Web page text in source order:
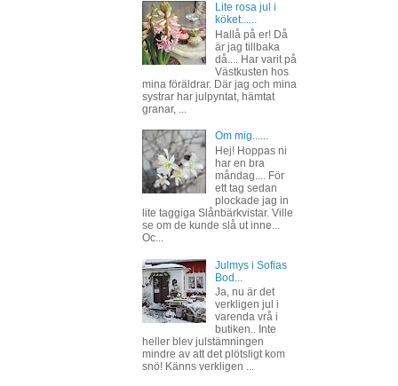
Lite rosa jul i
köket......
Hallå på er! Då
är jag tillbaka
då.... Har varit på
Västkusten hos
mina föräldrar. Där jag och mina
systrar har julpyntat, hämtat
granar, ...
Om mig......
Hej! Hoppas ni
har en bra
måndag.... För
ett tag sedan
plockade jag in
lite taggiga Slånbärkvistar. Ville
se om de kunde slå ut inne...
Oc...
Julmys i Sofias
Bod...
Ja, nu är det
verkligen jul i
varenda vrå i
butiken.. Inte
heller blev julstämningen
mindre av att det plötsligt kom
snö! Känns verkligen ...